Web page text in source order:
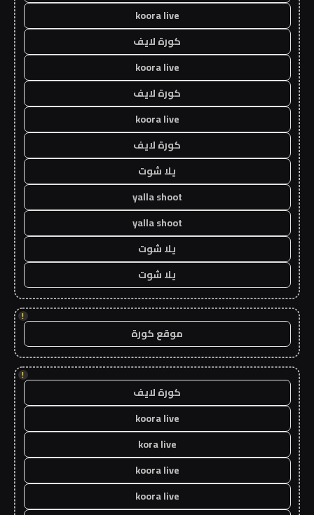
koora live
كورة لايف
koora live
كورة لايف
koora live
كورة لايف
يلا شوت
yalla shoot
yalla shoot
يلا شوت
يلا شوت
!
موقع كورة
!
كورة لايف
koora live
kora live
koora live
koora live